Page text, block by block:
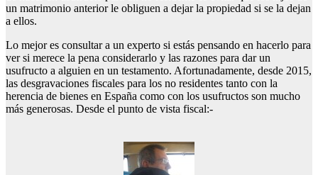
un matrimonio anterior le obliguen a dejar la propiedad si se la dejan
a ellos.
Lo mejor es consultar a un experto si estás pensando en hacerlo para
ver si merece la pena considerarlo y las razones para dar un
usufructo a alguien en un testamento. Afortunadamente, desde 2015,
las desgravaciones fiscales para los no residentes tanto con la
herencia de bienes en España como con los usufructos son mucho
más generosas. Desde el punto de vista fiscal:-